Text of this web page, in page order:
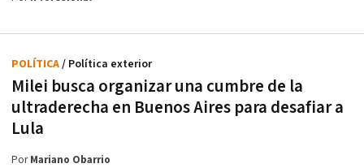
Milei busca organizar una cumbre de la
ultraderecha en Buenos Aires para desafiar a
Lula
POLÍTICA/ Política exterior
PorMariano Obarrio